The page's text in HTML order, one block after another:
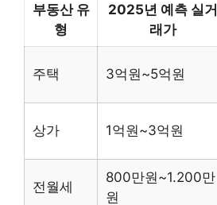
부동산 유
형
2025년 예측 실거
래가
주택 3억원~5억원
상가 1억원~3억원
전월세
800만원~1.200만
원